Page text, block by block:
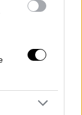
Κίνα,
όλα αυτά